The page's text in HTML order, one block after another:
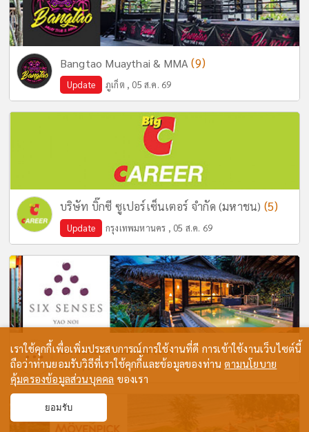
Bangtao Muaythai & MMA(9)
Update ภูเก็ต , 05 ส.ค. 69
บริษัท บิ๊กซี ซูเปอร์เซ็นเตอร์ จำกัด (มหาชน) (5)
Update กรุงเทพมหานคร , 05 ส.ค. 69
Six Senses Yao Noi(10)
พังงา , 29 ก.ค. 69
เราใช้คุกกี้เพื่อเพิ่มประสบการณ์การใช้งานที่ดี การเข้าใช้งานเว็บไซต์นี้
ถือว่าท่านยอมรับวิธีที่เราใช้คุกกี้และข้อมูลของท่านตามนโยบาย
คุ้มครองข้อมูลส่วนบุคคล ของเรา
ยอมรับ